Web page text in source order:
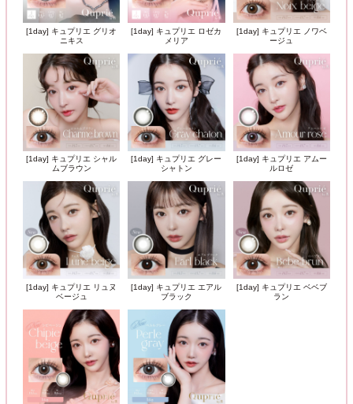
[1day] キュプリエ グリオ
ニキス
[1day] キュプリエ ロゼカ
メリア
[1day] キュプリエ ノワベ
ージュ
[1day] キュプリエ シャル
ムブラウン
[1day] キュプリエ グレー
シャトン
[1day] キュプリエ アムー
ルロゼ
[1day] キュプリエ リュヌ
ベージュ
[1day] キュプリエ エアル
ブラック
[1day] キュプリエ ベベブ
ラン